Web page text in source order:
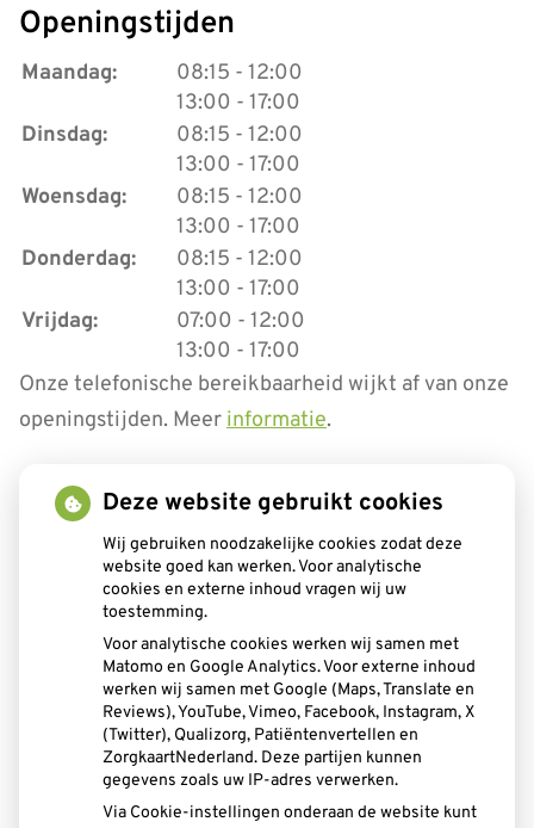
Openingstijden
Maandag: 08:15 tot
- 12:00
13:00 tot
- 17:00
Dinsdag:
08:15 tot
- 12:00
13:00 tot
- 17:00
Woensdag:
08:15 tot
- 12:00
13:00 tot
- 17:00
Donderdag:
08:15 tot
- 12:00
13:00 tot
- 17:00
Vrijdag:
07:00 tot
- 12:00
13:00 tot
- 17:00
Onze telefonische bereikbaarheid wijkt af van onze
openingstijden. Meerinformatie.
Aangesloten bij:
Deze website gebruikt cookies
Wij gebruiken noodzakelijke cookies zodat deze
website goed kan werken. Voor analytische
cookies en externe inhoud vragen wij uw
toestemming.
Voor analytische cookies werken wij samen met
Matomo en Google Analytics. Voor externe inhoud
werken wij samen met Google (Maps, Translate en
Reviews), YouTube, Vimeo, Facebook, Instagram, X
(Twitter), Qualizorg, Patiëntenvertellen en
ZorgkaartNederland. Deze partijen kunnen
gegevens zoals uw IP-adres verwerken.
Via Cookie-instellingen onderaan de website kunt